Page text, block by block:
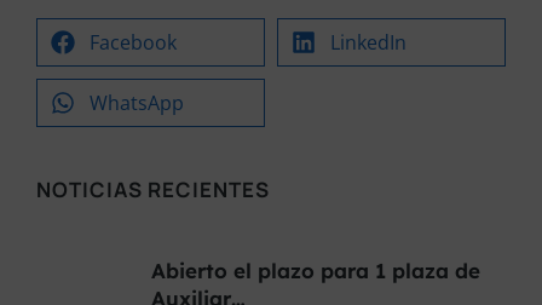
Facebook LinkedIn
WhatsApp
NOTICIAS RECIENTES
Abierto el plazo para 1 plaza de
Auxiliar…